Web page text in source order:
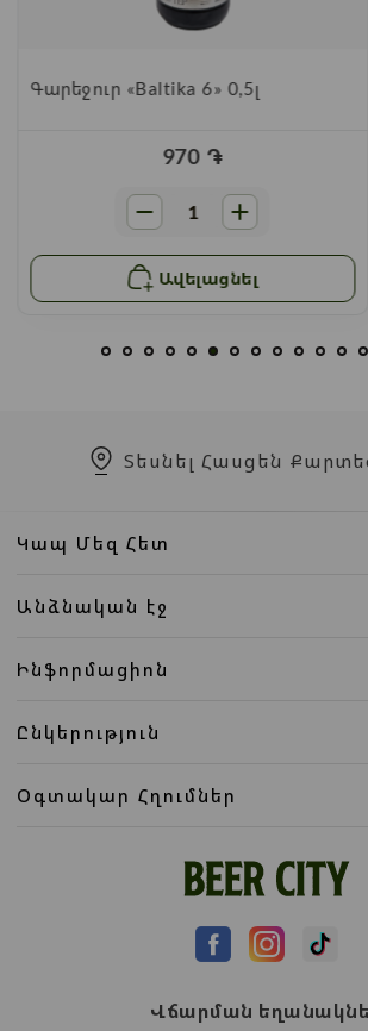
Գարեջուր «Baltika 6» 0,5լ
970 ֏
Ավելացնել
Տեսնել Հասցեն
Կապ Մեզ Հետ
Անձնական էջ
Ինֆորմացիոն
Ընկերություն
Օգտակար Հղումներ
Վճարման